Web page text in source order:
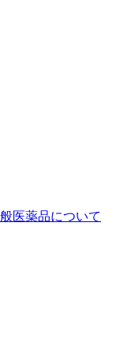
医薬品について